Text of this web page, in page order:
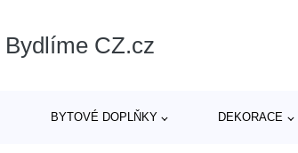
Bydlíme CZ.cz
BYTOVÉ DOPLŇKY DEKORACE